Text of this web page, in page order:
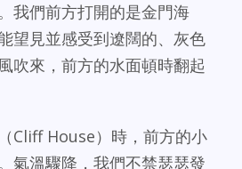
我們前方打開的是金門海
望見並感受到遼闊的、灰色
吹來，前方的水面頓時翻起
Cliff House）時，前方的小
氣溫驟降，我們不禁瑟瑟發